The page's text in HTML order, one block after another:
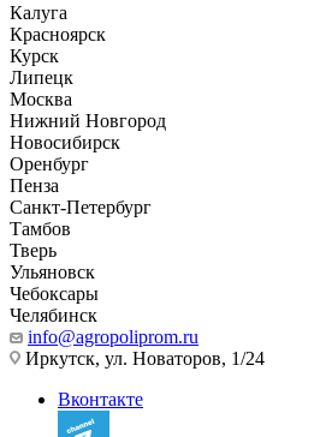
Калуга
Красноярск
Курск
Липецк
Москва
Нижний Новгород
Новосибирск
Оренбург
Пенза
Санкт-Петербург
Тамбов
Тверь
Ульяновск
Чебоксары
Челябинск
info@agropoliprom.ru
Иркутск, ул. Новаторов, 1/24
Вконтакте